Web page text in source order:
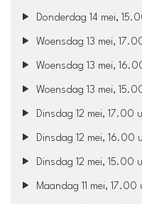
Donderdag 14 mei,
Woensdag 13 mei,
Woensdag 13 mei,
Woensdag 13 mei,
Dinsdag 12 mei, 17.00
Dinsdag 12 mei, 16.00
Dinsdag 12 mei, 15.00
Maandag 11 mei, 17.00